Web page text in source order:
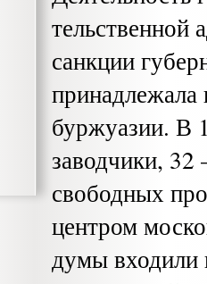
тельственной
санкции
принадлежала
буржуазии. В
заводчики,
свободных
центром
думы входили